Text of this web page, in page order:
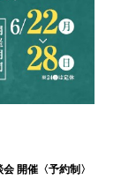
開催〈予約制〉